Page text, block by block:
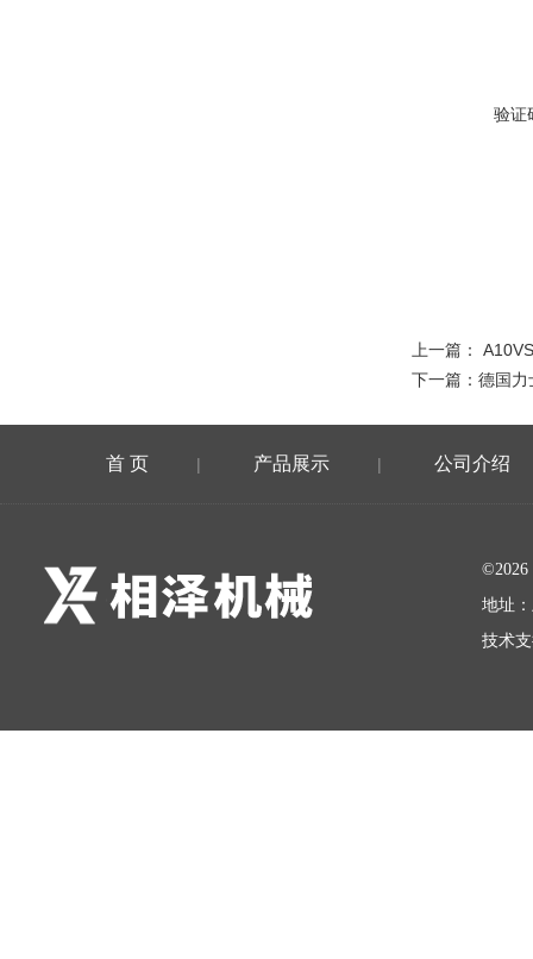
验证
上一篇：
下一篇： 德国力
首 页 | 产品展示 | 公司介绍
地址
技术